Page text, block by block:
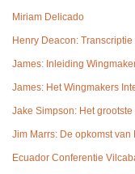
Miriam Delicado
Henry Deacon:
James: Inleiding
James: Het Wingmakers
Jake Simpson: Het
Jim Marrs: De opkomst van
Ecuador Conferentie